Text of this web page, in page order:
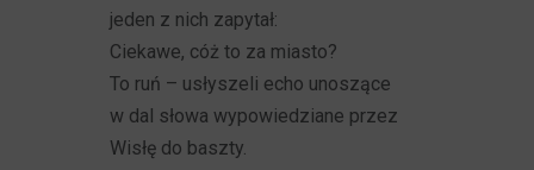
jeden z nich zapytał:
Ciekawe, cóż to za miasto?
To ruń – usłyszeli echo unoszące
w dal słowa wypowiedziane przez
Wisłę do baszty.